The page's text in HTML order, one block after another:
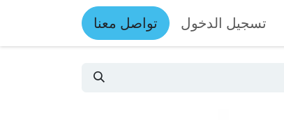
تسجيل الدخول تواصل معنا